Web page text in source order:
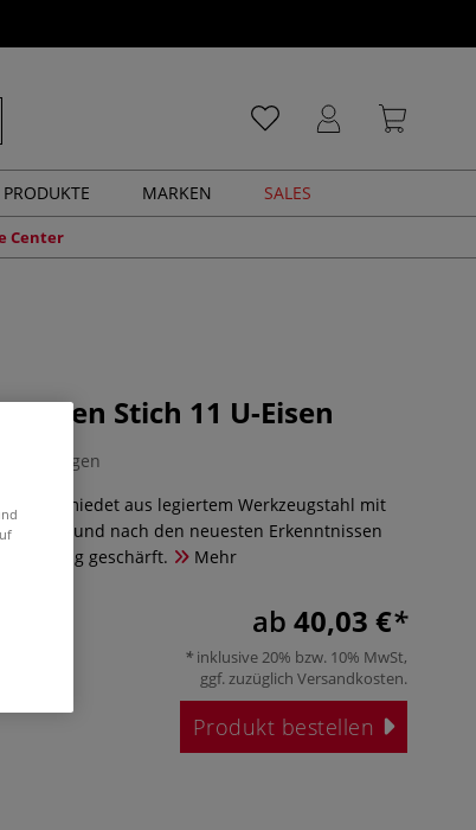
MARKEN SALES
Center
Eisen Stich 11 U-Eisen
geschmiedet aus legiertem Werkzeugstahl mit
und nach den neuesten Erkenntnissen
geschärft.
Mehr
ab 40,03 €
inklusive 20% bzw. 10% MwSt,
ggf. zuzüglich Versandkosten.
Produkt bestellen